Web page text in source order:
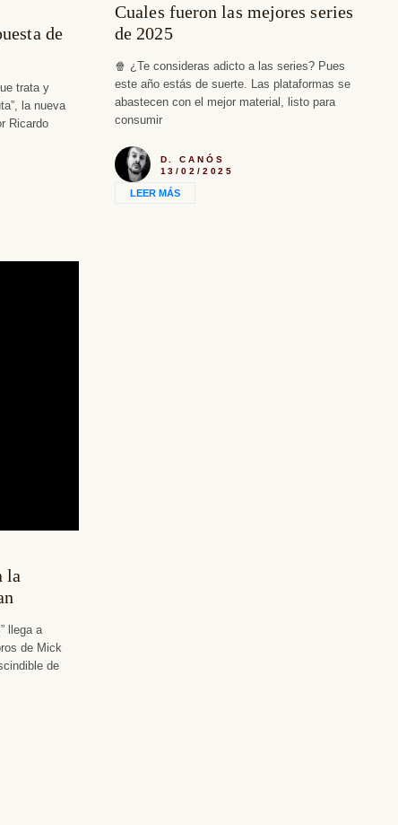
de
trata y
la nueva
Ricardo
Cuales fueron las mejores series
de 2025
🍿 ¿Te consideras adicto a las series? Pues
este año estás de suerte. Las plataformas se
abastecen con el mejor material, listo para
consumir
D. CANÓS
13/02/2025
LEER MÁS
la
llega a
de Mick
de